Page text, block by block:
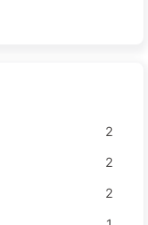
2
2
2